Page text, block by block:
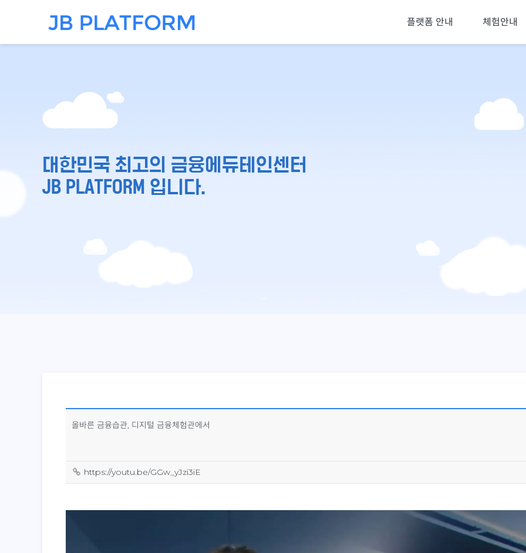
플랫폼 안내 체험안내
대한민국 최고의 금융에듀테인센터
JB PLATFORM 입니다.
올바른 금융습관, 디지털 금융체험관에서
https://youtu.be/GGw_yJzi3iE